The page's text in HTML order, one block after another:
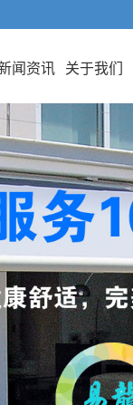
闻资讯 关于我们